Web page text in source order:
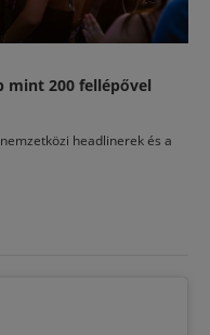
mint 200 fellépővel
headlinerek és a